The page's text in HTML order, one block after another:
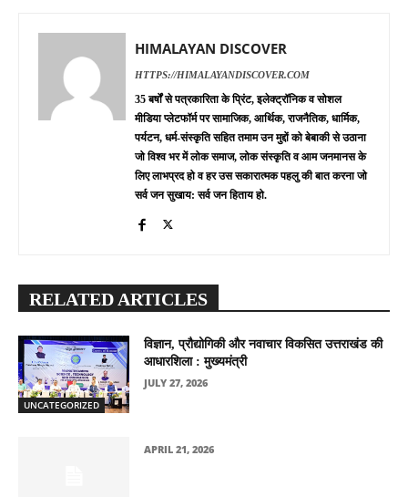
HIMALAYAN DISCOVER
HTTPS://HIMALAYANDISCOVER.COM
35 बर्षों से पत्रकारिता के प्रिंट, इलेक्ट्रॉनिक व सोशल
मीडिया प्लेटफॉर्म पर सामाजिक, आर्थिक, राजनैतिक, धार्मिक,
पर्यटन, धर्म-संस्कृति सहित तमाम उन मुद्दों को बेबाकी से उठाना
जो विश्व भर में लोक समाज, लोक संस्कृति व आम जनमानस के
लिए लाभप्रद हो व हर उस सकारात्मक पहलु की बात करना जो
सर्व जन सुखाय: सर्व जन हिताय हो.
RELATED ARTICLES
UNCATEGORIZED
विज्ञान, प्रौद्योगिकी और नवाचार विकसित उत्तराखंड की
आधारशिला : मुख्यमंत्री
JULY 27, 2026
APRIL 21, 2026